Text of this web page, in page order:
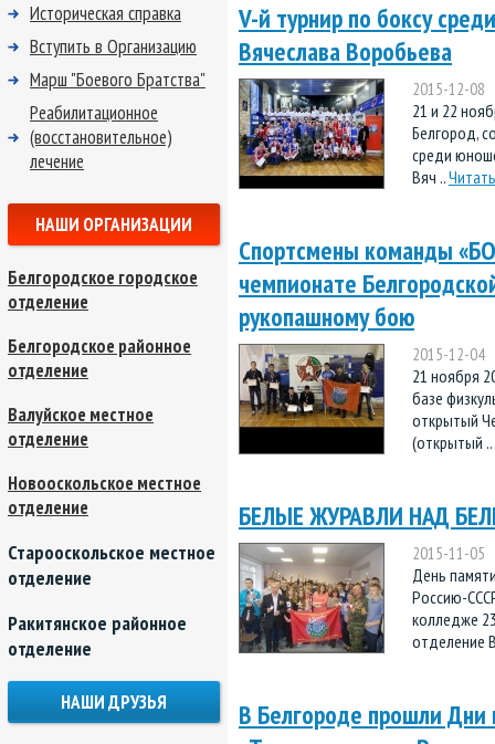
V-й турнир по боксу
Вячеслава Воробьева
2015-12-08
21 и 22
Белгород,
среди
Вяч ..
Спортсмены команды
чемпионате
рукопашному бою
2015-12-04
21 ноября
базе
открытый
(открытый ..
БЕЛЫЕ ЖУРАВЛИ НАД
2015-11-05
День
Россию-
колледже
отделение
В Белгороде прошли Дни
Историческая справка
Вступить в Организацию
Марш "Боевого Братства"
Реабилитационное
(восстановительное)
лечение
НАШИ ОРГАНИЗАЦИИ
Белгородское городское
отделение
Белгородское районное
отделение
Валуйское местное
отделение
Новооскольское местное
отделение
Старооскольское местное
отделение
Ракитянское районное
отделение
НАШИ ДРУЗЬЯ